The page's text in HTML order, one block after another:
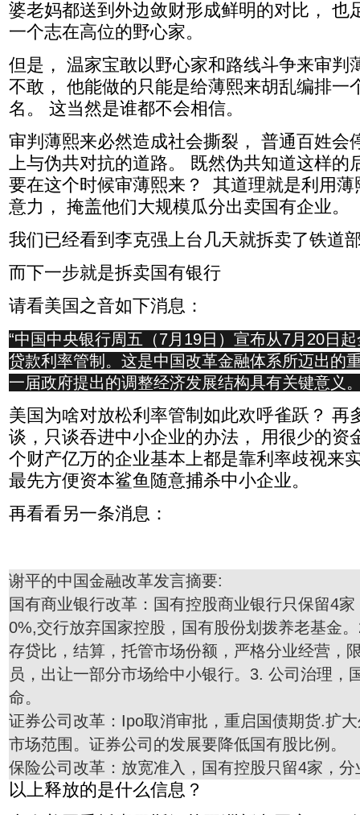
婆老妈都送到外边敛财形成鲜明的对比， 也
一个志在高位的野心家。
但是， 温家宝敢以野心家和路线斗争来审判
不敢， 他能做的只能是给薄熙来胡乱编排一
名。 这当然是谁都不会相信。
审判薄熙来必然造成社会撕裂， 普通百姓会
上与伪共对抗的道路。 既然伪共知道这样的
要在这个时候审薄熙来？ 其道理就是利用薄
意力， 掩盖他们大规模瓜分出卖国有企业。
我们已经看到李克强上台几天就拆卖了铁道
而下一步就是拆卖国有银行
请看美国之音如下消息：
“中国中央银行周五（7月19日）宣布从7月20日
贷款利率管制。这是中国改革金融体系所迈出的
一届政府提出的调整经济发展结构具有关键意义
美国为啥对放松利率管制如此欢呼雀跃？ 再
谈，只谈吞进中小企业的办法， 用很少的资
个财产亿万的企业基本上都是靠利率歧视来
最先方便资本鲨鱼随意捕杀中小企业。
再看看另一条消息：
谢平的中国金融改革发言摘要:
国有商业银行改革：国有控股商业银行只保留4
0%,交行放弃国家控股，国有股份划拨养老基金
存贷比，结算，托管市场份额，严格分业经营，
员，出让一部分市场给中小银行。3. 公司治理，
命。
证券公司改革：Ipo取消审批，重启国债期货.扩
市场范围。证券公司的发展要降低国有股比例。
保险公司改革：放宽准入，国有控股只留4家，分
以上释放的是什么信息？